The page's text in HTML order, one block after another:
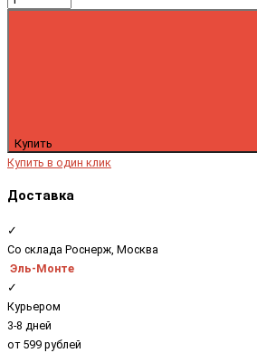
Купить
Купить в один клик
Доставка
✓
Со склада Роснерж, Москва
Эль-Монте
✓
Курьером
3-8 дней
от 599 рублей